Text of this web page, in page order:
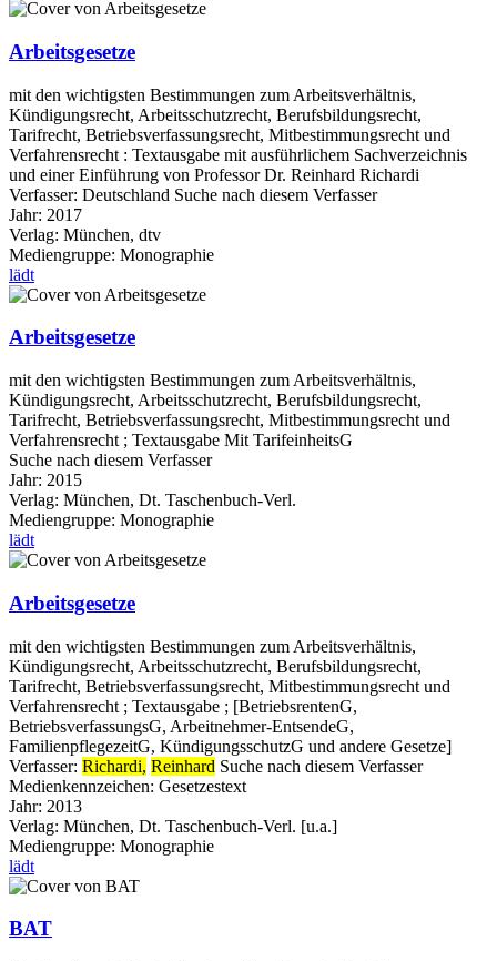
Arbeitsgesetze
mit den wichtigsten Bestimmungen zum Arbeitsverhältnis,
Kündigungsrecht, Arbeitsschutzrecht, Berufsbildungsrecht,
Tarifrecht, Betriebsverfassungsrecht, Mitbestimmungsrecht und
Verfahrensrecht : Textausgabe mit ausführlichem Sachverzeichnis
und einer Einführung von Professor Dr. Reinhard Richardi
Verfasser: Deutschland Suche nach diesem Verfasser
Jahr: 2017
Verlag: München, dtv
Mediengruppe: Monographie
lädt
Arbeitsgesetze
mit den wichtigsten Bestimmungen zum Arbeitsverhältnis,
Kündigungsrecht, Arbeitsschutzrecht, Berufsbildungsrecht,
Tarifrecht, Betriebsverfassungsrecht, Mitbestimmungsrecht und
Verfahrensrecht ; Textausgabe Mit TarifeinheitsG
Suche nach diesem Verfasser
Jahr: 2015
Verlag: München, Dt. Taschenbuch-Verl.
Mediengruppe: Monographie
lädt
Arbeitsgesetze
mit den wichtigsten Bestimmungen zum Arbeitsverhältnis,
Kündigungsrecht, Arbeitsschutzrecht, Berufsbildungsrecht,
Tarifrecht, Betriebsverfassungsrecht, Mitbestimmungsrecht und
Verfahrensrecht ; Textausgabe ; [BetriebsrentenG,
BetriebsverfassungsG, Arbeitnehmer-EntsendeG,
FamilienpflegezeitG, KündigungsschutzG und andere Gesetze]
Verfasser: Richardi, Reinhard Suche nach diesem Verfasser
Medienkennzeichen: Gesetzestext
Jahr: 2013
Verlag: München, Dt. Taschenbuch-Verl. [u.a.]
Mediengruppe: Monographie
lädt
BAT